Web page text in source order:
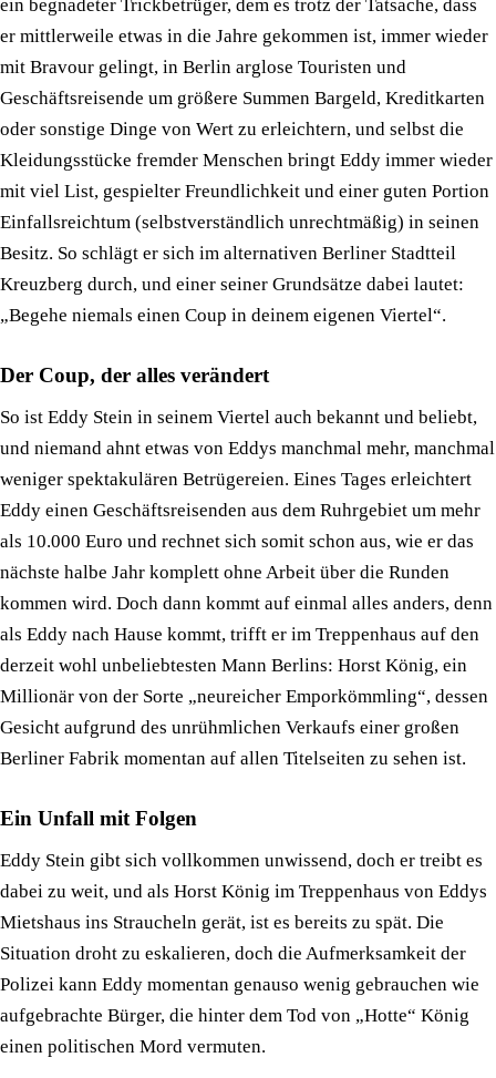
ein begnadeter Trickbetrüger, dem es trotz der Tatsache, dass
er mittlerweile etwas in die Jahre gekommen ist, immer wieder
mit Bravour gelingt, in Berlin arglose Touristen und
Geschäftsreisende um größere Summen Bargeld, Kreditkarten
oder sonstige Dinge von Wert zu erleichtern, und selbst die
Kleidungsstücke fremder Menschen bringt Eddy immer wieder
mit viel List, gespielter Freundlichkeit und einer guten Portion
Einfallsreichtum (selbstverständlich unrechtmäßig) in seinen
Besitz. So schlägt er sich im alternativen Berliner Stadtteil
Kreuzberg durch, und einer seiner Grundsätze dabei lautet:
„Begehe niemals einen Coup in deinem eigenen Viertel“.
Der Coup, der alles verändert
So ist Eddy Stein in seinem Viertel auch bekannt und beliebt,
und niemand ahnt etwas von Eddys manchmal mehr, manchmal
weniger spektakulären Betrügereien. Eines Tages erleichtert
Eddy einen Geschäftsreisenden aus dem Ruhrgebiet um mehr
als 10.000 Euro und rechnet sich somit schon aus, wie er das
nächste halbe Jahr komplett ohne Arbeit über die Runden
kommen wird. Doch dann kommt auf einmal alles anders, denn
als Eddy nach Hause kommt, trifft er im Treppenhaus auf den
derzeit wohl unbeliebtesten Mann Berlins: Horst König, ein
Millionär von der Sorte „neureicher Emporkömmling“, dessen
Gesicht aufgrund des unrühmlichen Verkaufs einer großen
Berliner Fabrik momentan auf allen Titelseiten zu sehen ist.
Ein Unfall mit Folgen
Eddy Stein gibt sich vollkommen unwissend, doch er treibt es
dabei zu weit, und als Horst König im Treppenhaus von Eddys
Mietshaus ins Straucheln gerät, ist es bereits zu spät. Die
Situation droht zu eskalieren, doch die Aufmerksamkeit der
Polizei kann Eddy momentan genauso wenig gebrauchen wie
aufgebrachte Bürger, die hinter dem Tod von „Hotte“ König
einen politischen Mord vermuten.